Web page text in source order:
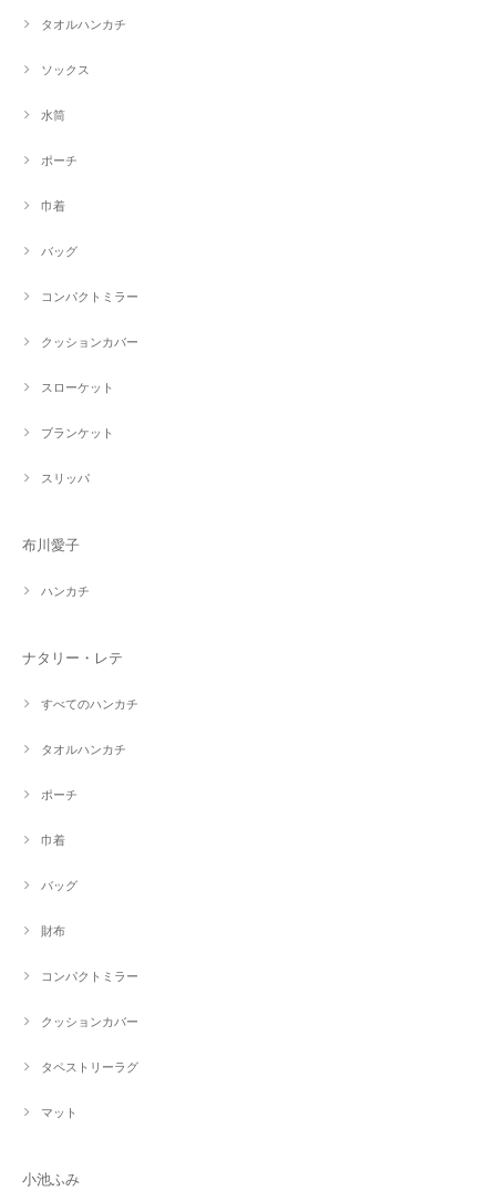
タオルハンカチ
ソックス
水筒
ポーチ
巾着
バッグ
コンパクトミラー
クッションカバー
スローケット
ブランケット
スリッパ
布川愛子
ハンカチ
ナタリー・レテ
すべてのハンカチ
タオルハンカチ
ポーチ
巾着
バッグ
財布
コンパクトミラー
クッションカバー
タペストリーラグ
マット
小池ふみ